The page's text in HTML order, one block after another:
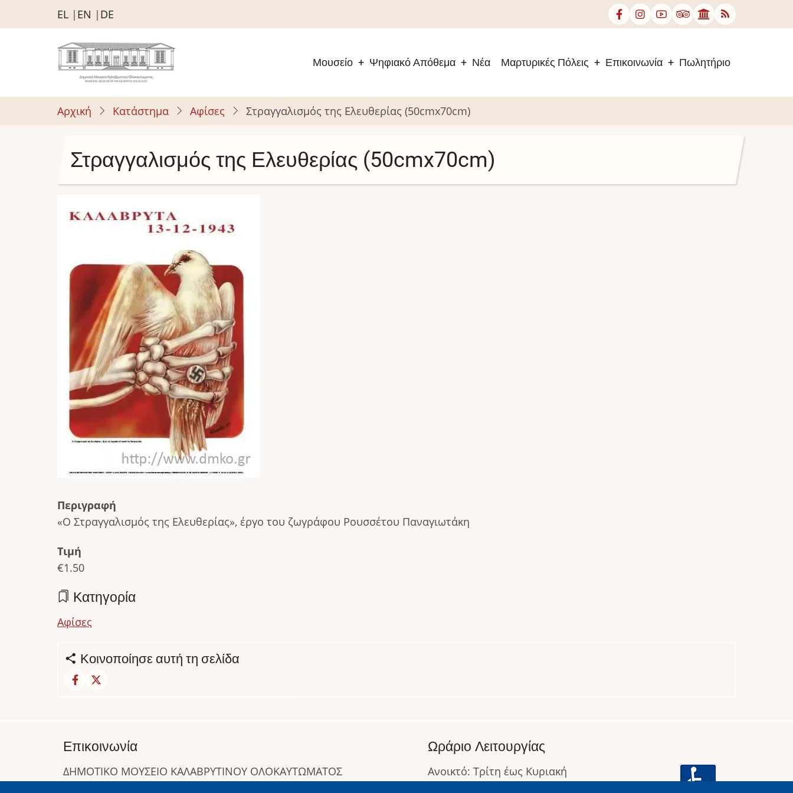
Παράκαμψη
προς
περιεχόμενο
EL EN DE
Μουσείο Ψηφιακό Απόθεμα Νέα Μαρτυρικές Πόλεις Επικοινωνία Πωλητήριο
Αρχική Κατάστημα Αφίσες Στραγγαλισμός της Ελευθερίας (50cmx70cm)
Στραγγαλισμός της Ελευθερίας (50cmx70cm)
Περιγραφή
«Ο Στραγγαλισμός της Ελευθερίας», έργο του ζωγράφου Ρουσσέτου Παναγιωτάκη
Τιμή
€1.50
Κατηγορία
Αφίσες
Κοινοποίησε αυτή τη σελίδα
Επικοινωνία
ΔΗΜΟΤΙΚΟ ΜΟΥΣΕΙΟ ΚΑΛΑΒΡΥΤΙΝΟΥ ΟΛΟΚΑΥΤΩΜΑΤΟΣ
Ωράριο Λειτουργίας
Ανοικτό: Τρίτη έως Κυριακή